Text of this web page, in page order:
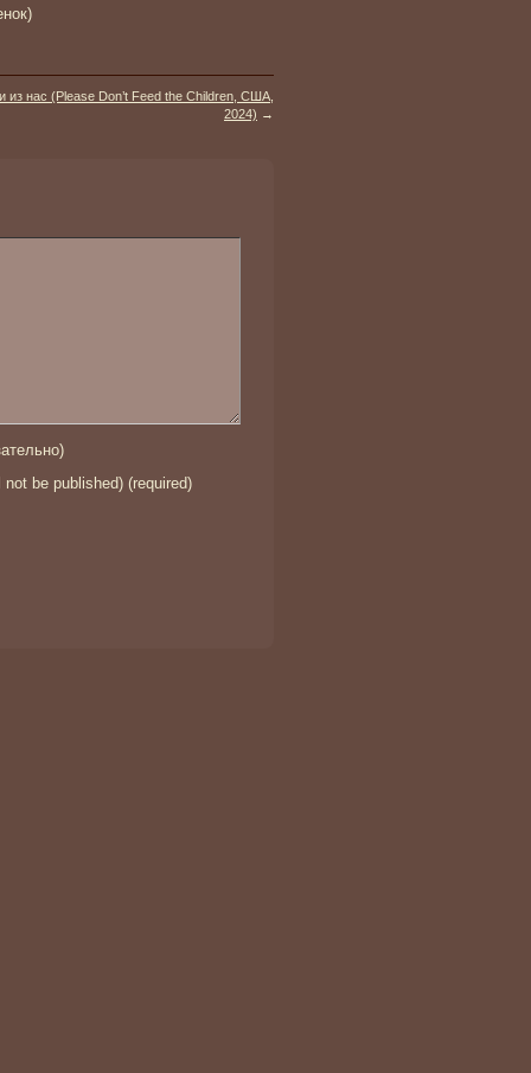
из нас (Please Don’t Feed the Children, США,
2024) →
not be published) (required)